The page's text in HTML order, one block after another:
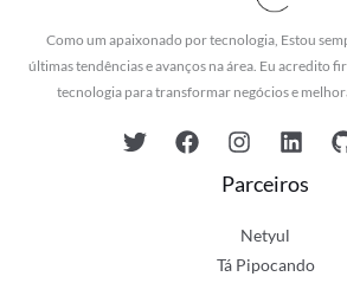
Como um apaixonado por tecnologia, Estou
últimas tendências e avanços na área. Eu acredito
tecnologia para transformar negócios e
Parceiros
Netyul
Tá Pipocando